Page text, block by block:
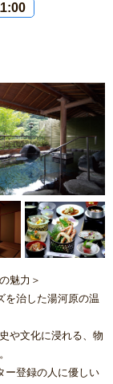
魅力＞
を治した湯河原の温
や文化に浸れる、物
ー登録の人に優しい